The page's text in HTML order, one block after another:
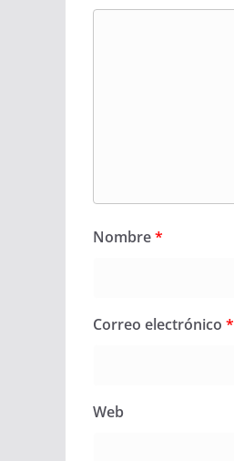
Nombre*
Correo electrónico *
Web